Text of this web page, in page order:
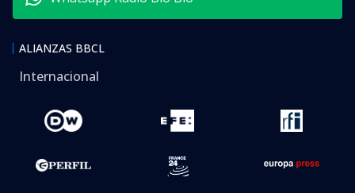
ALIANZAS BBCL
Internacional